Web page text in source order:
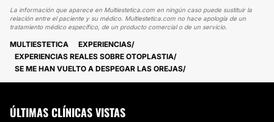
La información que aparece en Multiestetica.com en ningún caso puede sustituir la
relación entre el paciente y su médico. Multiestetica.com no hace apología de un
tratamiento médico específico, de un producto comercial o de un servicio.
MULTIESTETICA
EXPERIENCIAS
EXPERIENCIAS REALES SOBRE OTOPLASTIA
SE ME HAN VUELTO A DESPEGAR LAS OREJAS
ÚLTIMAS CLÍNICAS VISTAS